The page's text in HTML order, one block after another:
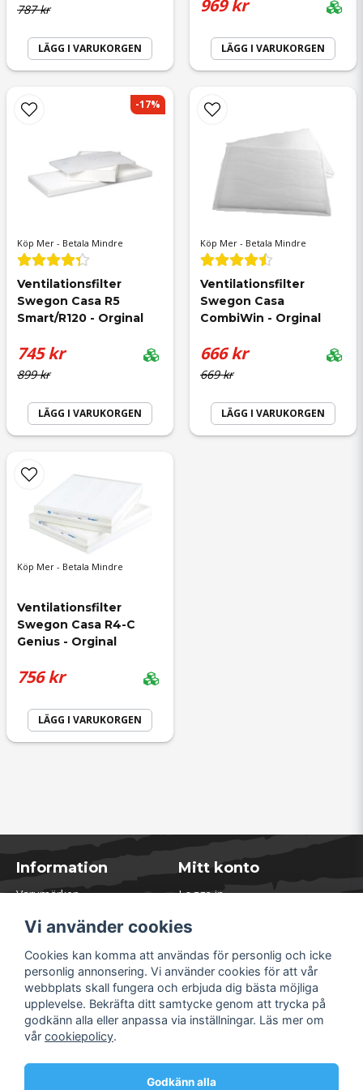
för 4 månader sedan
för 4 månader sedan
för 7 månader sedan
Onesphore
för 7 månader sedan
Annelie
Snabb och bra leverans
Agnieszka Joanna
för 8 månader sedan
787 kr
LÄGG I VARUKORGEN
969 kr
LÄGG I VARUKORGEN
Köp Mer - Betala Mindre
Ventilationsfilter
Swegon Casa R5
Smart/R120 - Orginal
899 kr
745 kr
LÄGG I VARUKORGEN
-17%
Köp Mer - Betala Mindre
Ventilationsfilter
Swegon Casa
CombiWin - Orginal
669 kr
666 kr
LÄGG I VARUKORGEN
Köp Mer - Betala Mindre
Ventilationsfilter
Swegon Casa R4-C
Genius - Orginal
756 kr
LÄGG I VARUKORGEN
Information
Varumärken
Kontakta oss
Öppettider Lager
Om Soliduct
Soliduct & Ventilation.se
Informationssidor
Returer
Villkor & Policy
Mitt konto
Logga in
Glömt lösenord?
Säkra betalningar
Vi använder cookies
Cookies kan komma att användas för personlig och icke
personlig annonsering. Vi använder cookies för att vår
webbplats skall fungera och erbjuda dig bästa möjliga
upplevelse. Bekräfta ditt samtycke genom att trycka på
godkänn alla eller anpassa via inställningar. Läs mer om
vår cookiepolicy.
Godkänn alla